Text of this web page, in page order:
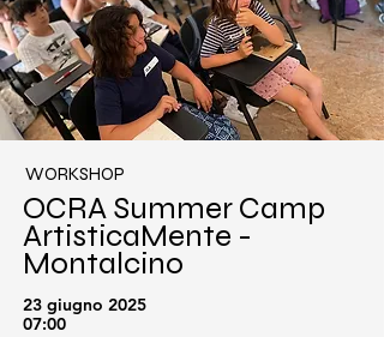
WORKSHOP
OCRA Summer Camp
ArtisticaMente -
Montalcino
23 giugno 2025
07:00